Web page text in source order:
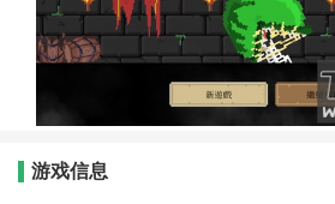
游戏信息